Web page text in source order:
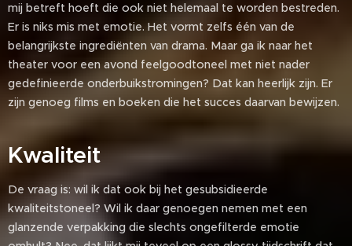
mij betreft hoeft die ook niet helemaal te worden bestreden.
Er is niks mis met emotie. Het vormt zelfs één van de
belangrijkste ingrediënten van drama. Maar ga ik naar het
theater voor een avond feelgoodtoneel met niet nader
gedefinieerde onderbuikstromingen? Dat kan heerlijk zijn. Er
zijn genoeg films en boeken die het succes daarvan bewijzen.
Kwaliteit
De vraag is: wil ik dat ook bij het gesubsidieerde
kwaliteitstoneel? Wil ik daar genoegen nemen met een
glanzende verpakking die slechts ongefilterde emotie